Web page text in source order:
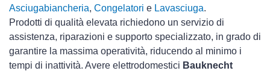
Asciugabiancheria, Congelatori e Lavasciuga.
Prodotti di qualità elevata richiedono un servizio di
assistenza, riparazioni e supporto specializzato, in grado di
garantire la massima operatività, riducendo al minimo i
tempi di inattività. Avere elettrodomestici Bauknecht